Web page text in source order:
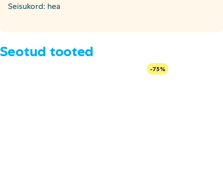
Seisukord: hea
Seotud tooted
-75%